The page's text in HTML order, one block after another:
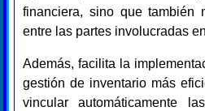
financiera, sino que también
entre las partes involucradas
Además, facilita la
gestión de inventario más
vincular automáticamente